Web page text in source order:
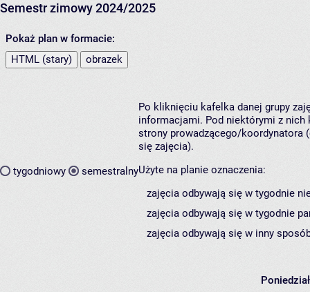
Semestr zimowy 2024/2025
Pokaż plan w formacie:
HTML (stary)
obrazek
tygodniowy semestralny
Po kliknięciu kafelka danej grupy
informacjami. Pod niektórymi z nich
strony prowadzącego/koordynatora
się zajęcia).
Użyte na planie oznaczenia:
zajęcia odbywają się w tygodnie
zajęcia odbywają się w tygodnie
zajęcia odbywają się w inny